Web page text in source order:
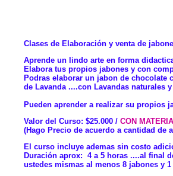
Clases de Elaboración y venta de
Aprende un lindo arte en forma
Elabora tus propios jabones y con
Podras elaborar un jabon de chocolate
de Lavanda ....con Lavandas naturales
Pueden aprender a realizar su propios
Valor del Curso: $25.000 / CON
(Hago Precio de acuerdo a cantidad de
El curso incluye ademas sin costo
Duración aprox: 4 a 5 horas ....al final
ustedes mismas al menos 8 jabones y